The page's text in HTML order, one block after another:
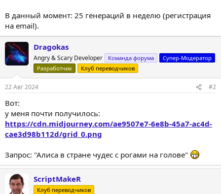
В данный момент: 25 генераций в неделю (регистрация
на email).
Dragokas
Angry & Scary Developer Команда форума
Супер-Модератор
Разработчик
Клуб переводчиков
22 Авг 2024 #2
Вот:
у меня почти получилось:
https://cdn.midjourney.com/ae9507e7-6e8b-45a7-ac4d-
cae3d98b112d/grid_0.png
Запрос: "Алиса в стране чудес с рогами на голове"
ScriptMakeR
Клуб переводчиков